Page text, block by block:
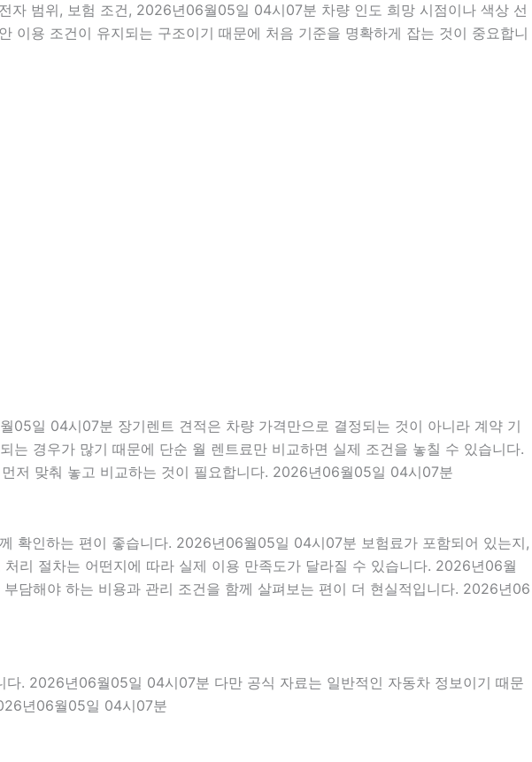
자 범위, 보험 조건, 2026년06월05일 04시07분 차량 인도 희망 시점이나 색상 선
이용 조건이 유지되는 구조이기 때문에 처음 기준을 명확하게 잡는 것이 중요합니
일 04시07분 장기렌트 견적은 차량 가격만으로 결정되는 것이 아니라 계약 기
경우가 많기 때문에 단순 월 렌트료만 비교하면 실제 조건을 놓칠 수 있습니다.
저 맞춰 놓고 비교하는 것이 필요합니다. 2026년06월05일 04시07분
확인하는 편이 좋습니다. 2026년06월05일 04시07분 보험료가 포함되어 있는지,
리 절차는 어떤지에 따라 실제 이용 만족도가 달라질 수 있습니다. 2026년06월
담해야 하는 비용과 관리 조건을 함께 살펴보는 편이 더 현실적입니다. 2026년06
다. 2026년06월05일 04시07분 다만 공식 자료는 일반적인 자동차 정보이기 때문
년06월05일 04시07분